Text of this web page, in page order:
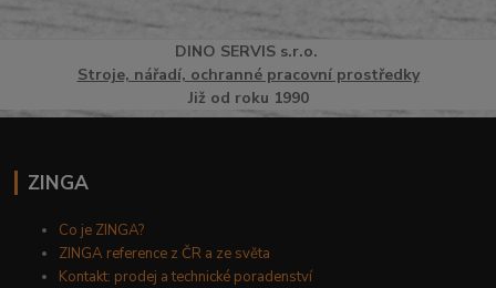
DINO SERVISs.r.o.
Stroje, nářadí, ochranné pracovní prostředky
Již od roku 1990
ZINGA
Co je ZINGA?
ZINGA reference z ČR a ze světa
Kontakt: prodej a technické poradenství